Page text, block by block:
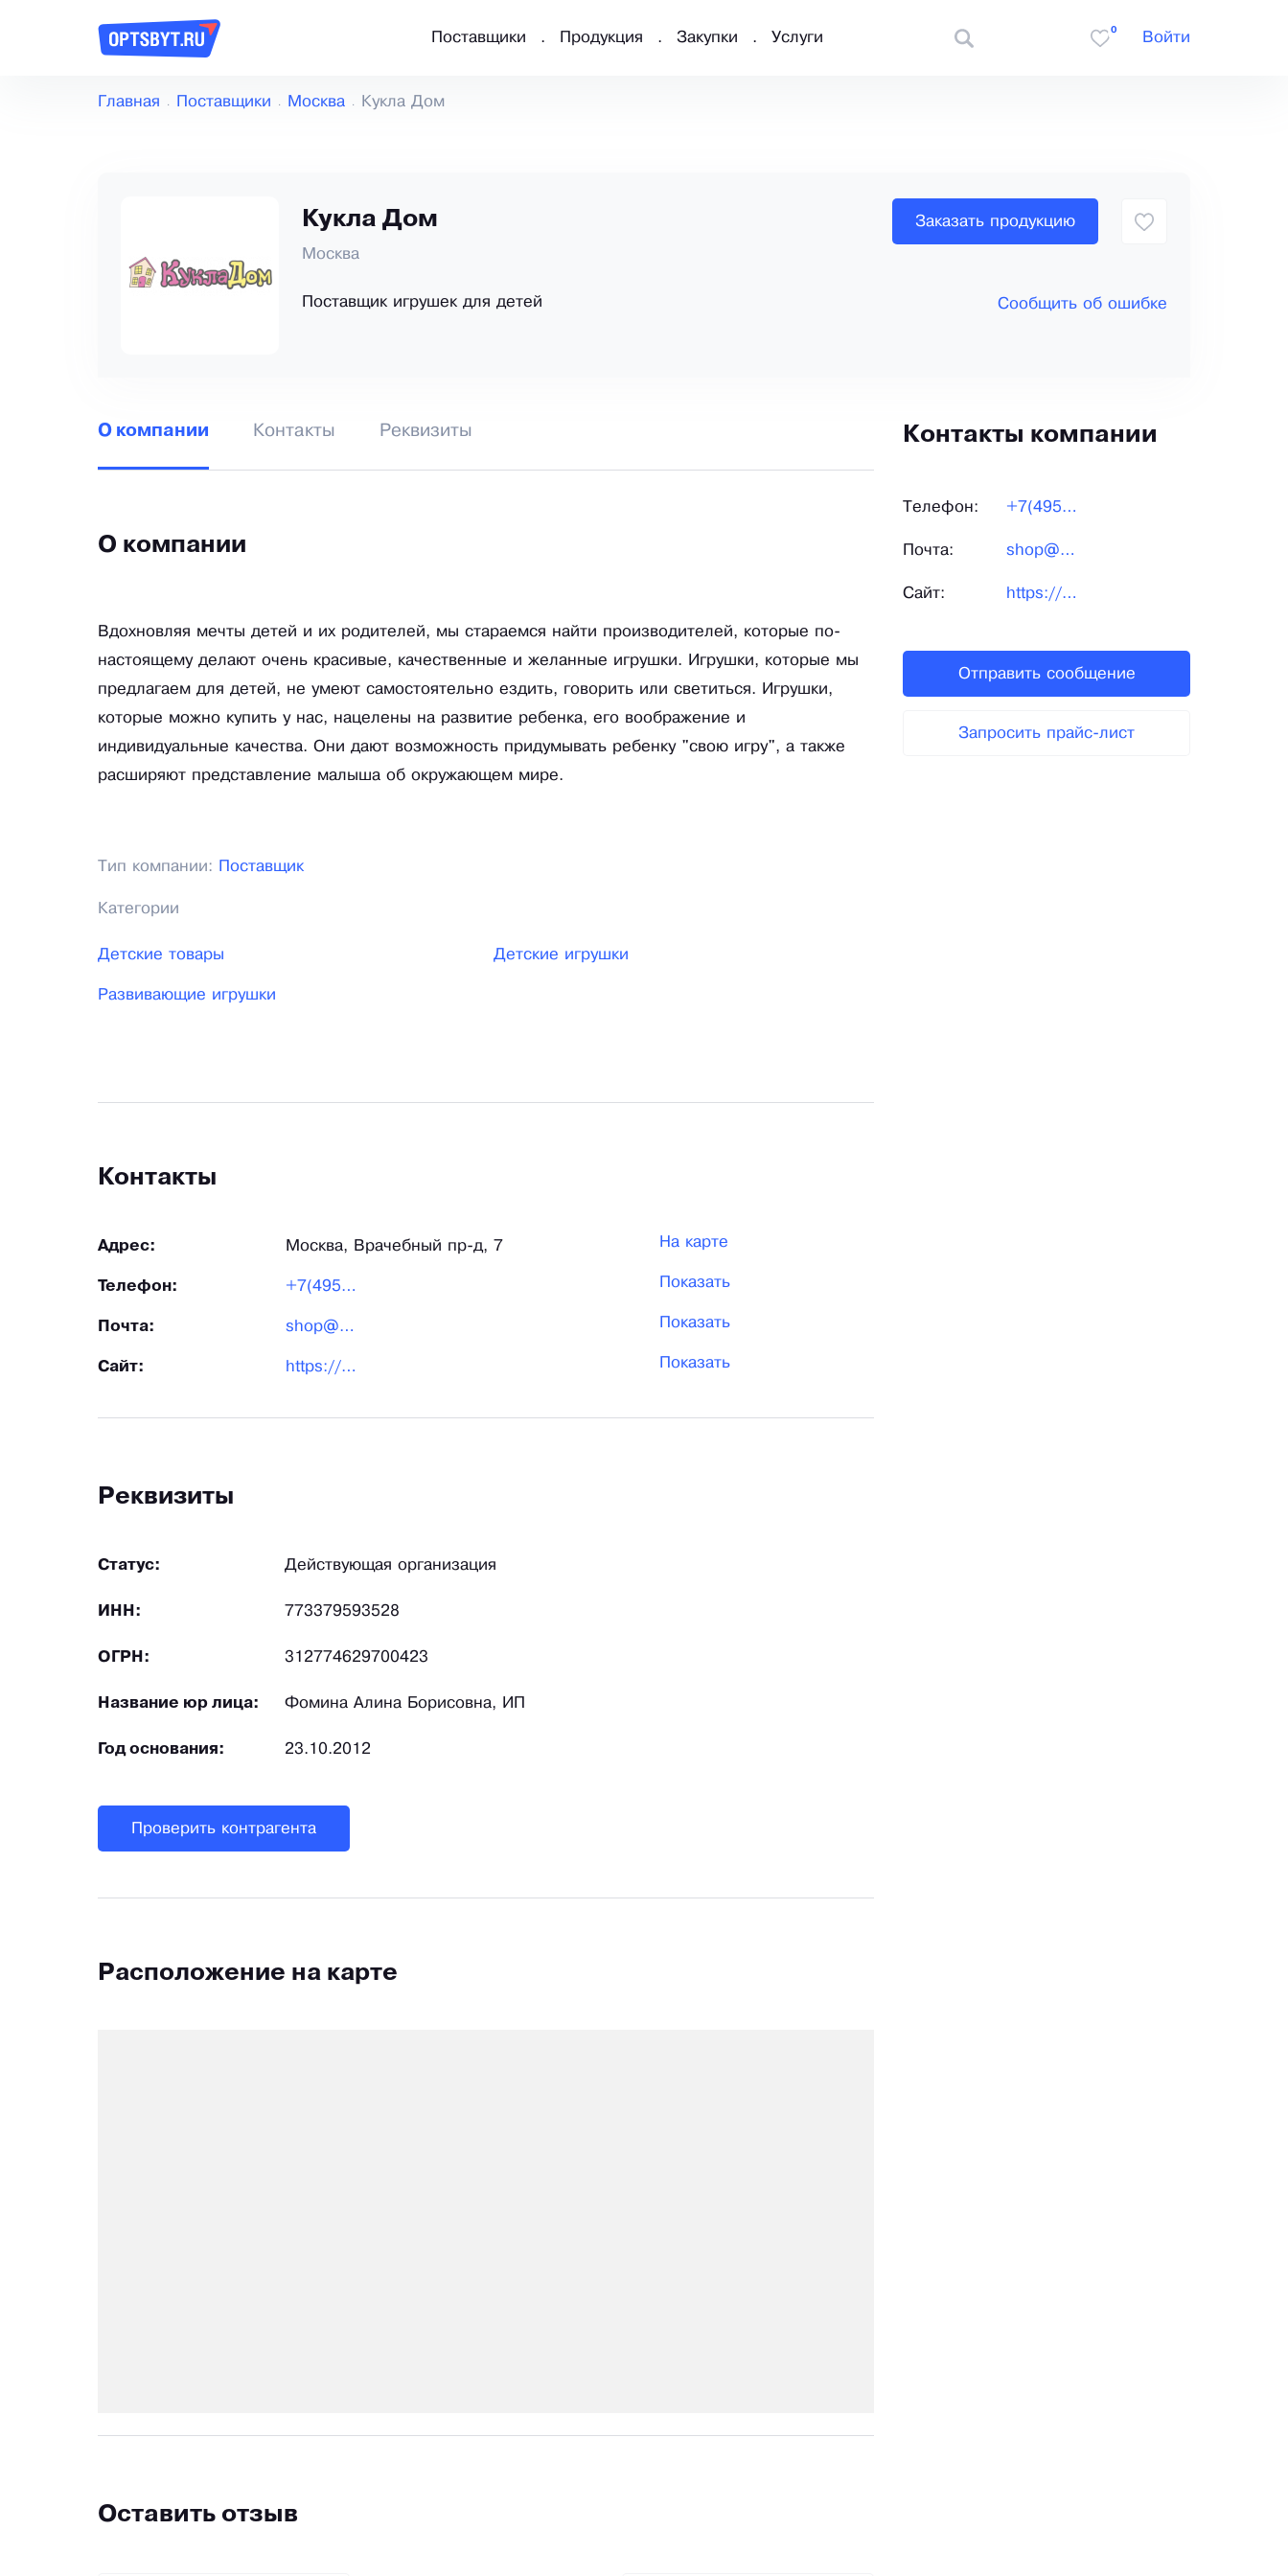
Поставщики Продукция Закупки Услуги
0
Войти
Главная Поставщики Москва Кукла Дом
Кукла Дом
Москва
Поставщик игрушек для детей
Заказать продукцию
Сообщить об ошибке
О компании Контакты Реквизиты
О компании
Вдохновляя мечты детей и их родителей, мы стараемся найти производителей, которые по-
настоящему делают очень красивые, качественные и желанные игрушки. Игрушки, которые мы
предлагаем для детей, не умеют самостоятельно ездить, говорить или светиться. Игрушки,
которые можно купить у нас, нацелены на развитие ребенка, его воображение и
индивидуальные качества. Они дают возможность придумывать ребенку "свою игру", а также
расширяют представление малыша об окружающем мире.
Тип компании: Поставщик
Категории
Детские товары Детские игрушки
Развивающие игрушки
Контакты
Адрес: Москва, Врачебный пр-д, 7 На карте
Телефон: +7(495)995-58-43 Показать
Почта: shop@kukladom.ru Показать
Сайт: https://www.kukladom.ru/ Показать
Реквизиты
Статус: Действующая организация
ИНН: 773379593528
ОГРН: 312774629700423
Название юр лица: Фомина Алина Борисовна, ИП
Год основания: 23.10.2012
Проверить контрагента
Расположение на карте
Оставить отзыв
Контакты компании
Телефон: +7(495)995-58-43
Почта: shop@kukladom.ru
Сайт: https://www.kukladom.ru/
Отправить сообщение
Запросить прайс-лист